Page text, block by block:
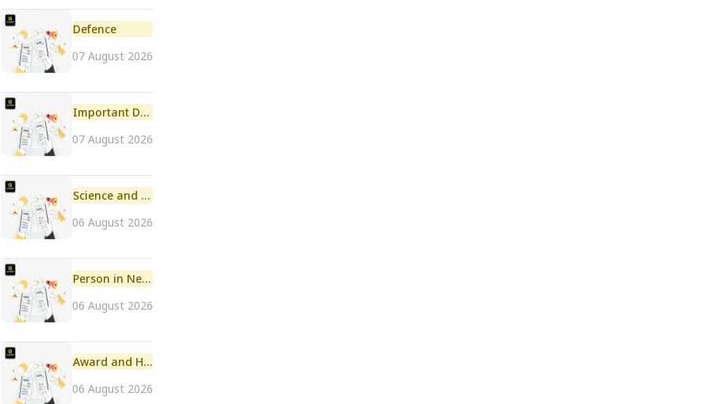
Defence
07 August 2026
Important Day
07 August 2026
Science and Technology
06 August 2026
Person in News
06 August 2026
Award and Honour
06 August 2026